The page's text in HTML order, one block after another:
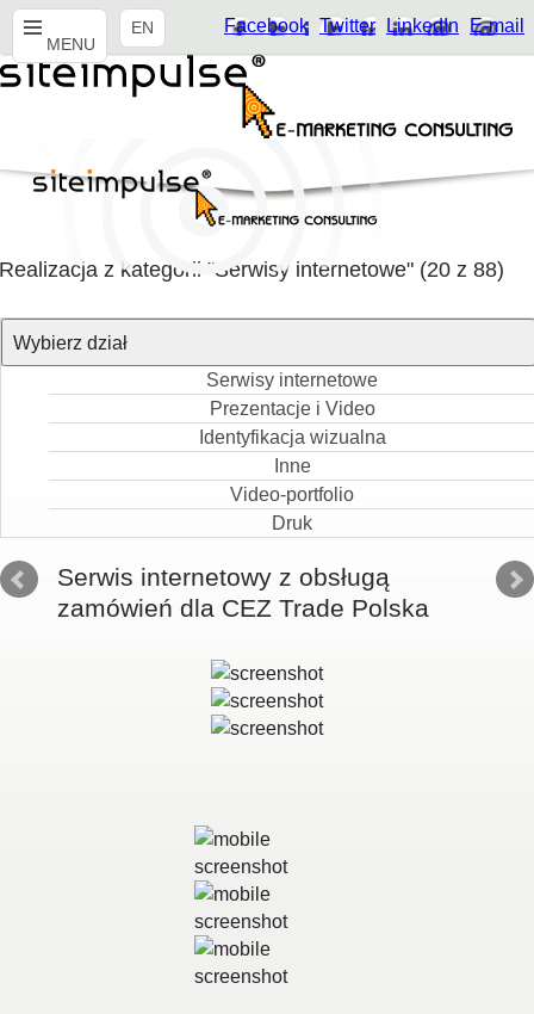
EN Facebook Twitter LinkedIn E-mail
MENU
Realizacja z kategorii "Serwisy internetowe" (20 z 88)
Wybierz dział
Serwisy internetowe
Prezentacje i Video
Identyfikacja wizualna
Inne
Video-portfolio
Druk
Serwis internetowy z obsługą
zamówień dla CEZ Trade Polska